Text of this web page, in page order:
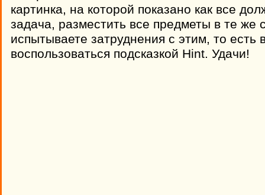
картинка, на которой показано как все
задача, разместить все предметы в те
испытываете затруднения с этим, то есть
воспользоваться подсказкой Hint. Удачи!